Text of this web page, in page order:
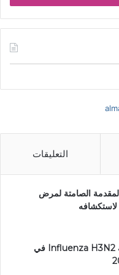
التعليقات
الصامتة لمرض
الإنفلونزا الموسمية Influenza H3N2 في